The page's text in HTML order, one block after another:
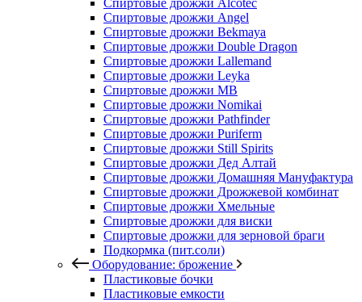
Спиртовые дрожжи Alcotec
Спиртовые дрожжи Angel
Спиртовые дрожжи Bekmaya
Спиртовые дрожжи Double Dragon
Спиртовые дрожжи Lallemand
Спиртовые дрожжи Leyka
Спиртовые дрожжи MB
Спиртовые дрожжи Nomikai
Спиртовые дрожжи Pathfinder
Спиртовые дрожжи Puriferm
Спиртовые дрожжи Still Spirits
Спиртовые дрожжи Дед Алтай
Спиртовые дрожжи Домашняя Мануфактура
Спиртовые дрожжи Дрожжевой комбинат
Спиртовые дрожжи Хмельные
Спиртовые дрожжи для виски
Спиртовые дрожжи для зерновой браги
Подкормка (пит.соли)
Оборудование: брожение
Пластиковые бочки
Пластиковые емкости